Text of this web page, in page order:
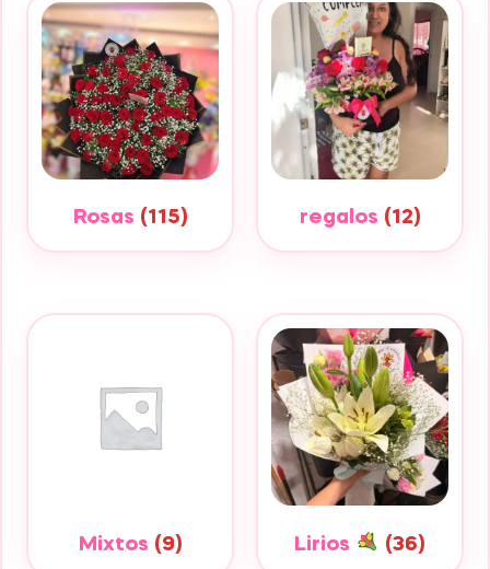
Rosas (115) regalos (12)
Mixtos (9) Lirios (36)